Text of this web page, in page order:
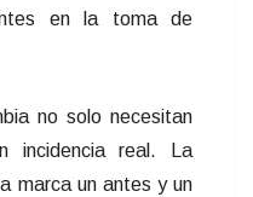
en la toma de
no solo necesitan
incidencia real. La
marca un antes y un